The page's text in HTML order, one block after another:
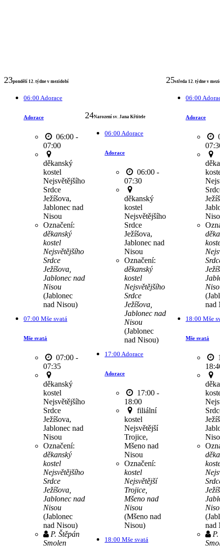
23pondělí 12. týdne v mezidobí
06:00 Adorace
Adorace
06:00 -
07:00
děkanský
kostel
Nejsvětějšího
Srdce
Ježíšova,
Jablonec nad
Nisou
Označení:
děkanský
kostel
Nejsvětějšího
Srdce
Ježíšova,
Jablonec nad
Nisou
(Jablonec
nad Nisou)
07:00 Mše svatá
Mše svatá
07:00 -
07:35
děkanský
kostel
Nejsvětějšího
Srdce
Ježíšova,
Jablonec nad
Nisou
Označení:
děkanský
kostel
Nejsvětějšího
Srdce
Ježíšova,
Jablonec nad
Nisou
(Jablonec
nad Nisou)
P. Štěpán
Smolen
24Narození sv. Jana Křtitele
06:00 Adorace
Adorace
06:00 -
07:30
děkanský
kostel
Nejsvětějšího
Srdce
Ježíšova,
Jablonec nad
Nisou
Označení:
děkanský
kostel
Nejsvětějšího
Srdce
Ježíšova,
Jablonec nad
Nisou
(Jablonec
nad Nisou)
17:00 Adorace
Adorace
17:00 -
18:00
filiální
kostel
Nejsvětější
Trojice,
Mšeno nad
Nisou
Označení:
kostel
Nejsvětější
Trojice,
Mšeno nad
Nisou
(Mšeno nad
Nisou)
18:00 Mše svatá
25středa 12. týdne v
06:00
Adorace
nad
18:00 Mše
Mše svatá
nad